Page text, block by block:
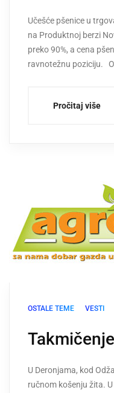
Učešće pšenice u
na Produktnoj berzi
preko 90%, a cena
ravnotežnu poziciju.
Pročitaj više
OSTALE TEME VESTI
U Deronjama, kod
ručnom košenju žita.